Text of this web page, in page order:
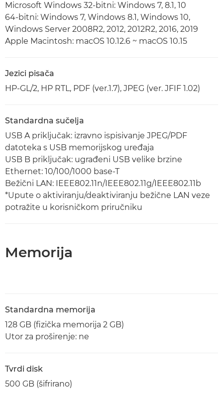
Microsoft Windows 32-bitni: Windows 7, 8.1, 10
64-bitni: Windows 7, Windows 8.1, Windows 10,
Windows Server 2008R2, 2012, 2012R2, 2016, 2019
Apple Macintosh: macOS 10.12.6 ~ macOS 10.15
Jezici pisača
HP-GL/2, HP RTL, PDF (ver.1.7), JPEG (ver. JFIF 1.02)
Standardna sučelja
USB A priključak: izravno ispisivanje JPEG/PDF
datoteka s USB memorijskog uređaja
USB B priključak: ugrađeni USB velike brzine
Ethernet: 10/100/1000 base-T
Bežični LAN: IEEE802.11n/IEEE802.11g/IEEE802.11b
*Upute o aktiviranju/deaktiviranju bežične LAN veze
potražite u korisničkom priručniku
Memorija
Standardna memorija
128 GB (fizička memorija 2 GB)
Utor za proširenje: ne
Tvrdi disk
500 GB (šifrirano)